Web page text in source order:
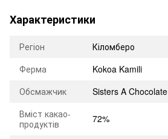
Характеристики
Регіон
Кіломберо
Ферма
Kokoa Kamili
Обсмажчик
Sisters A Chocolate
Вміст какао-
продуктів
72%